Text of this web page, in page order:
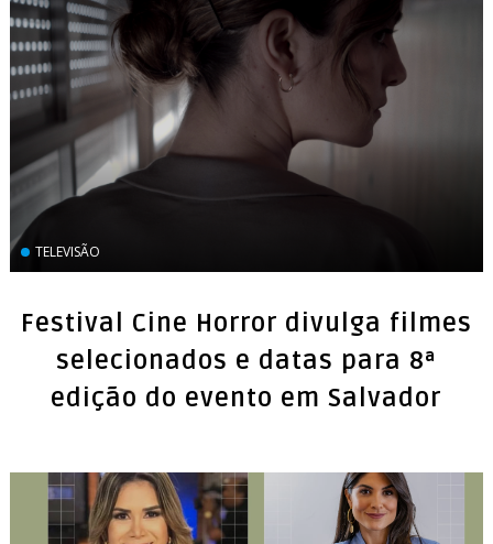
TELEVISÃO
Festival Cine Horror divulga filmes
selecionados e datas para 8ª
edição do evento em Salvador